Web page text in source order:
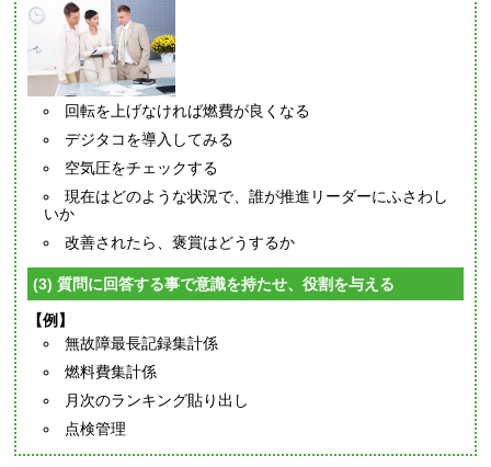
回転を上げなければ燃費が良くなる
デジタコを導入してみる
空気圧をチェックする
現在はどのような状況で、誰が推進リーダーにふさわし
いか
改善されたら、褒賞はどうするか
(3) 質問に回答する事で意識を持たせ、役割を与える
【例】
無故障最長記録集計係
燃料費集計係
月次のランキング貼り出し
点検管理